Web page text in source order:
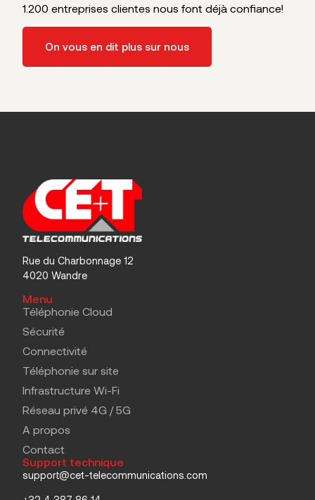
1.200 entreprises clientes nous font déjà confiance!
On vous en dit plus sur nous
Rue du Charbonnage 12
4020 Wandre
Menu
Téléphonie Cloud
Sécurité
Connectivité
Téléphonie sur site
Infrastructure Wi-Fi
Réseau privé 4G / 5G
A propos
Contact
Support technique
support@cet-telecommunications.com